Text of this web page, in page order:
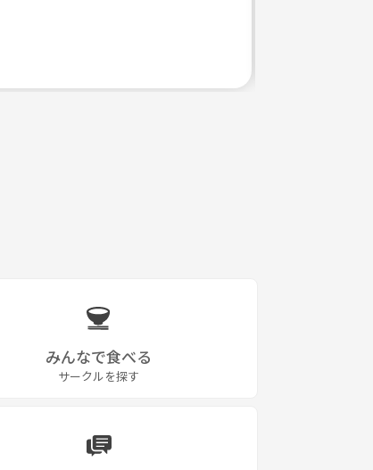
みんなで食べる
サークルを探す